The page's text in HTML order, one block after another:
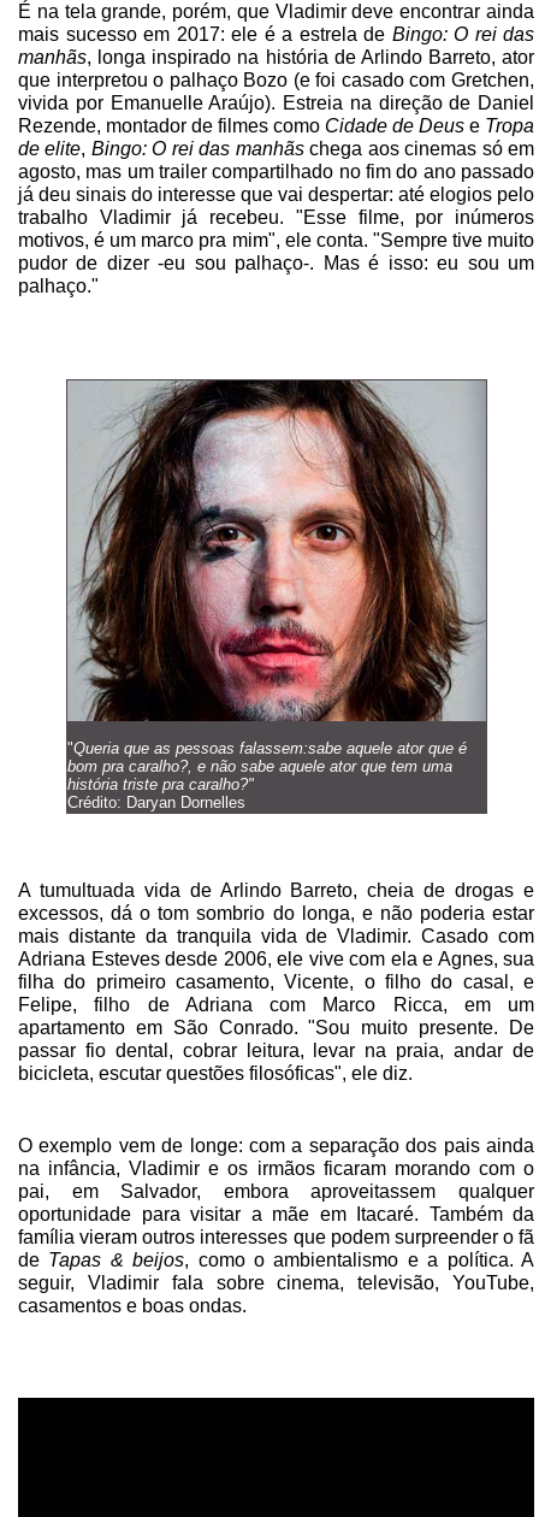
É na tela grande, porém, que Vladimir deve encontrar ainda
mais sucesso em 2017: ele é a estrela de Bingo: O rei das
manhãs, longa inspirado na história de Arlindo Barreto, ator
que interpretou o palhaço Bozo (e foi casado com Gretchen,
vivida por Emanuelle Araújo). Estreia na direção de Daniel
Rezende, montador de filmes como Cidade de Deus e Tropa
de elite, Bingo: O rei das manhãschega aos cinemas só em
agosto, mas um trailer compartilhado no fim do ano passado
já deu sinais do interesse que vai despertar: até elogios pelo
trabalho Vladimir já recebeu. "Esse filme, por inúmeros
motivos, é um marco pra mim", ele conta. "Sempre tive muito
pudor de dizer -eu sou palhaço-. Mas é isso: eu sou um
palhaço."
"Queria que as pessoas falassem:sabe aquele ator que é
bom pra caralho?, e não sabe aquele ator que tem uma
história triste pra caralho?"
Crédito: Daryan Dornelles
A tumultuada vida de Arlindo Barreto, cheia de drogas e
excessos, dá o tom sombrio do longa, e não poderia estar
mais distante da tranquila vida de Vladimir. Casado com
Adriana Esteves desde 2006, ele vive com ela e Agnes, sua
filha do primeiro casamento, Vicente, o filho do casal, e
Felipe, filho de Adriana com Marco Ricca, em um
apartamento em São Conrado. "Sou muito presente. De
passar fio dental, cobrar leitura, levar na praia, andar de
bicicleta, escutar questões filosóficas", ele diz.
O exemplo vem de longe: com a separação dos pais ainda
na infância, Vladimir e os irmãos ficaram morando com o
pai, em Salvador, embora aproveitassem qualquer
oportunidade para visitar a mãe em Itacaré. Também da
família vieram outros interesses que podem surpreender o fã
de Tapas & beijos, como o ambientalismo e a política. A
seguir, Vladimir fala sobre cinema, televisão, YouTube,
casamentos e boas ondas.